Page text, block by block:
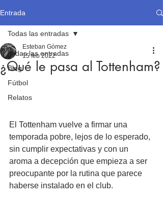
Entrada
Todas las entradas
Blog
Fútbol
Relatos
Todas las entradas
¿Qué le pasa al Tottenham?
Esteban Gómez
15 feb 2022
El Tottenham vuelve a firmar una
temporada pobre, lejos de lo esperado,
sin cumplir expectativas y con un
aroma a decepción que empieza a ser
preocupante por la rutina que parece
haberse instalado en el club.